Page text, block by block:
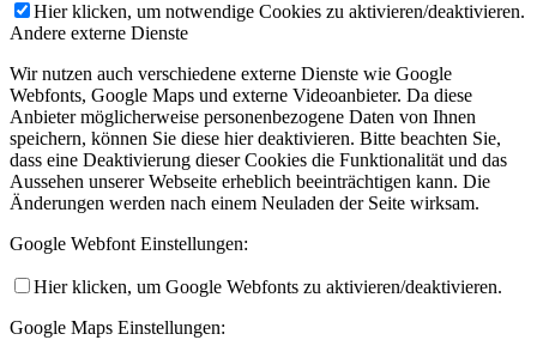
Hier klicken, um notwendige Cookies zu aktivieren/deaktivieren.
Andere externe Dienste
Wir nutzen auch verschiedene externe Dienste wie Google
Webfonts, Google Maps und externe Videoanbieter. Da diese
Anbieter möglicherweise personenbezogene Daten von Ihnen
speichern, können Sie diese hier deaktivieren. Bitte beachten Sie,
dass eine Deaktivierung dieser Cookies die Funktionalität und das
Aussehen unserer Webseite erheblich beeinträchtigen kann. Die
Änderungen werden nach einem Neuladen der Seite wirksam.
Google Webfont Einstellungen:
Hier klicken, um Google Webfonts zu aktivieren/deaktivieren.
Google Maps Einstellungen: